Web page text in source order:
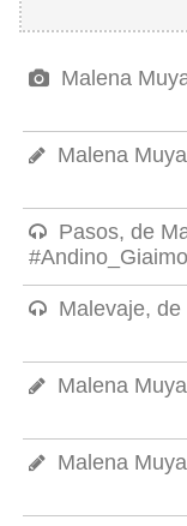
Malena
Malena
Pasos, de
Malevaje,
Malena
Malena